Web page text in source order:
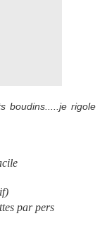
boudins.....je rigole
par pers